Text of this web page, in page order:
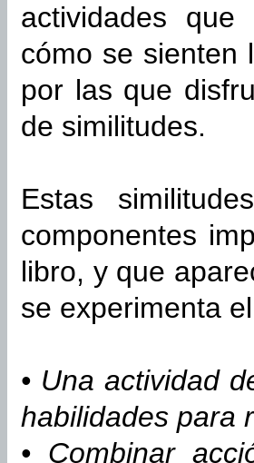
actividades
cómo se sienten
por las que
de similitudes.
Estas
componentes
libro, y que
se experimenta
• Una actividad
habilidades para
• Combinar